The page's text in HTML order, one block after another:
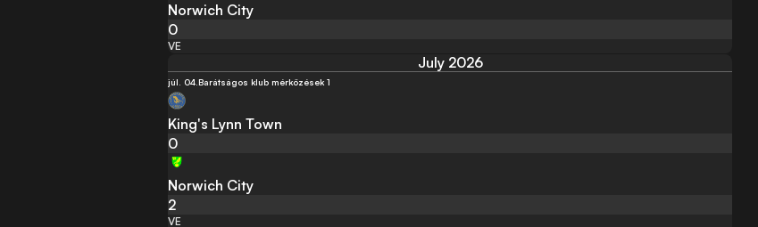
Norwich City
0
VE
July 2026
júl. 04.Barátságos klub mérközések 1
King's Lynn Town
0
Norwich City
2
VE